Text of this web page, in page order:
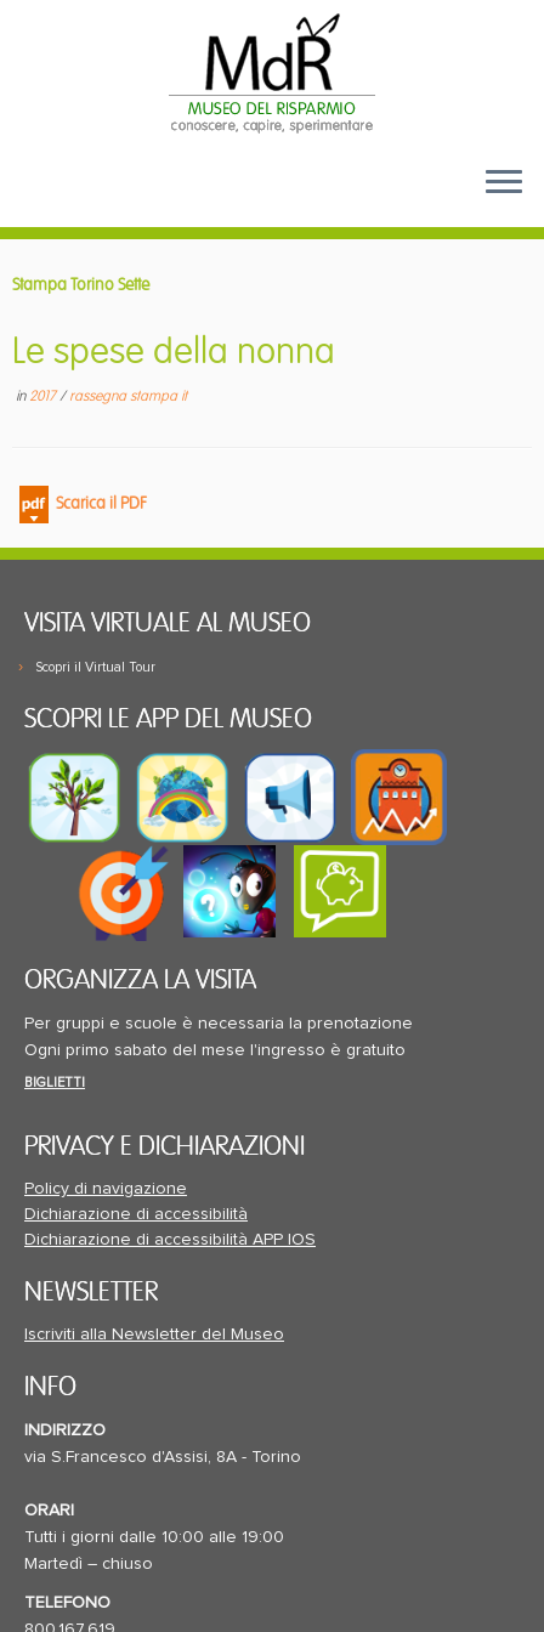
Stampa Torino Sette
Le spese della nonna
in 2017/rassegna stampa it
Scarica il PDF
VISITA VIRTUALE AL MUSEO
Scopri il Virtual Tour
SCOPRI LE APP DEL MUSEO
ORGANIZZA LA VISITA
Per gruppi e scuole è necessaria la prenotazione
Ogni primo sabato del mese l'ingresso è gratuito
BIGLIETTI
PRIVACY E DICHIARAZIONI
Policy di navigazione
Dichiarazione di accessibilità
Dichiarazione di accessibilità APP IOS
NEWSLETTER
Iscriviti alla Newsletter del Museo
INFO
INDIRIZZO
via S.Francesco d'Assisi, 8A - Torino
ORARI
Tutti i giorni dalle 10:00 alle 19:00
Martedì – chiuso
TELEFONO